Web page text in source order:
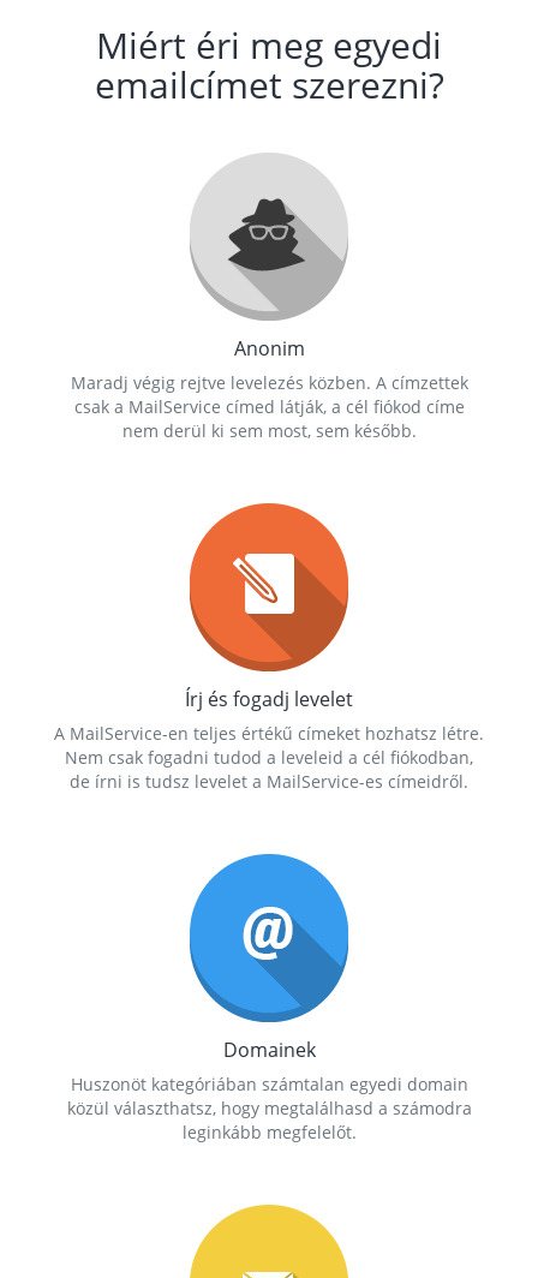
Miért éri meg egyedi
emailcímet szerezni?
Anonim
Maradj végig rejtve levelezés közben. A címzettek
csak a MailService címed látják, a cél fiókod címe
nem derül ki sem most, sem később.
Írj és fogadj levelet
A MailService-en teljes értékű címeket hozhatsz létre.
Nem csak fogadni tudod a leveleid a cél fiókodban,
de írni is tudsz levelet a MailService-es címeidről.
Domainek
Huszonöt kategóriában számtalan egyedi domain
közül választhatsz, hogy megtalálhasd a számodra
leginkább megfelelőt.